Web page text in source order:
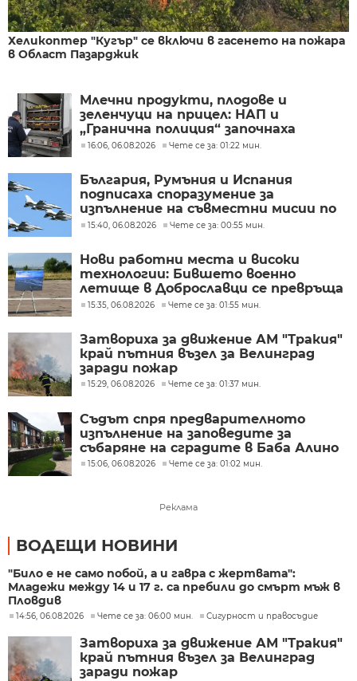
Хеликоптер "Кугър" се включи в гасенето на пожара
в Област Пазарджик
Млечни продукти, плодове и
зеленчуци на прицел: НАП и
„Гранична полиция“ започнаха
проверки по границите с Румъния и
16:06, 06.08.2026 Чете се за: 01:22 мин.
България, Румъния и Испания
подписаха споразумение за
изпълнение на съвместни мисии по
охрана на въздушното
15:40, 06.08.2026 Чете се за: 00:55 мин.
Нови работни места и високи
технологии: Бившето военно
летище в Доброславци се превръща
в голям космически център
15:35, 06.08.2026 Чете се за: 01:55 мин.
Затвориха за движение АМ "Тракия"
край пътния възел за Велинград
заради пожар
15:29, 06.08.2026 Чете се за: 01:37 мин.
Съдът спря предварителното
изпълнение на заповедите за
събаряне на сградите в Баба Алино
15:06, 06.08.2026 Чете се за: 01:02 мин.
Реклама
ВОДЕЩИ НОВИНИ
"Било е не само побой, а и гавра с жертвата":
Младежи между 14 и 17 г. са пребили до смърт мъж в
Пловдив
14:56, 06.08.2026 Чете се за: 06:00 мин. Сигурност и правосъдие
Затвориха за движение АМ "Тракия"
край пътния възел за Велинград
заради пожар